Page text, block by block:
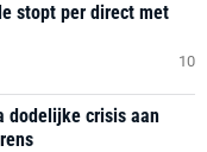
stopt per direct met
10
dodelijke crisis aan